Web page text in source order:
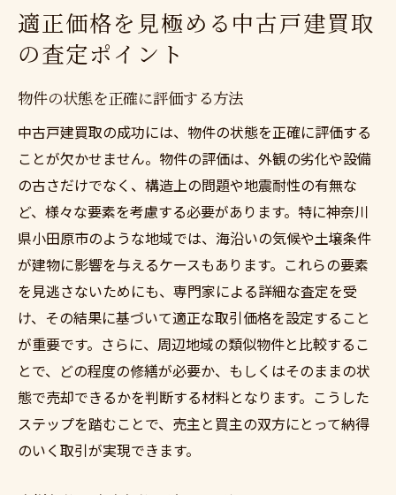
適正価格を見極める中古戸建買取
の査定ポイント
物件の状態を正確に評価する方法
中古戸建買取の成功には、物件の状態を正確に評価する
ことが欠かせません。物件の評価は、外観の劣化や設備
の古さだけでなく、構造上の問題や地震耐性の有無な
ど、様々な要素を考慮する必要があります。特に神奈川
県小田原市のような地域では、海沿いの気候や土壌条件
が建物に影響を与えるケースもあります。これらの要素
を見逃さないためにも、専門家による詳細な査定を受
け、その結果に基づいて適正な取引価格を設定すること
が重要です。さらに、周辺地域の類似物件と比較するこ
とで、どの程度の修繕が必要か、もしくはそのままの状
態で売却できるかを判断する材料となります。こうした
ステップを踏むことで、売主と買主の双方にとって納得
のいく取引が実現できます。